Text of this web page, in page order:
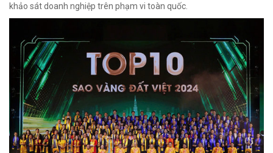
khảo sát doanh nghiệp trên phạm vi toàn quốc.